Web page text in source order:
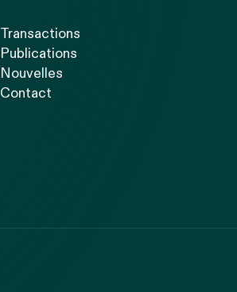
Transactions
Publications
Nouvelles
Contact